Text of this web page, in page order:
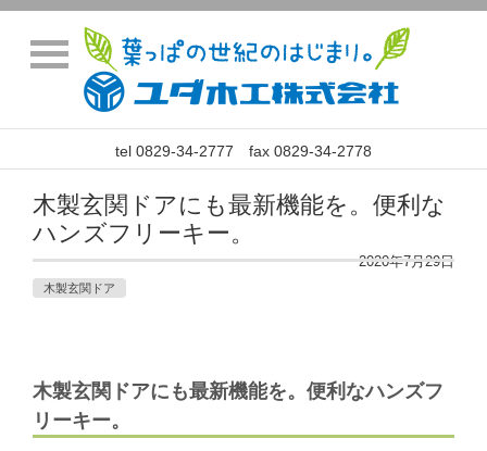
tel 0829-34-2777 fax 0829-34-2778
木製玄関ドアにも最新機能を。便利な
ハンズフリーキー。
2020年7月29日
木製玄関ドア
木製玄関ドアにも最新機能を。便利なハンズフ
リーキー。